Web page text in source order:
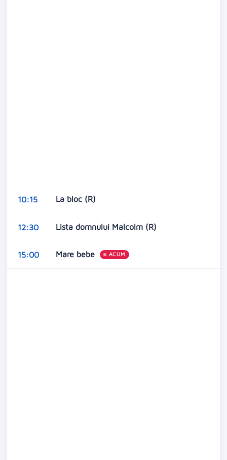
10:15 La bloc (R)
12:30 Lista domnului Malcolm (R)
15:00 Mare bebe ACUM